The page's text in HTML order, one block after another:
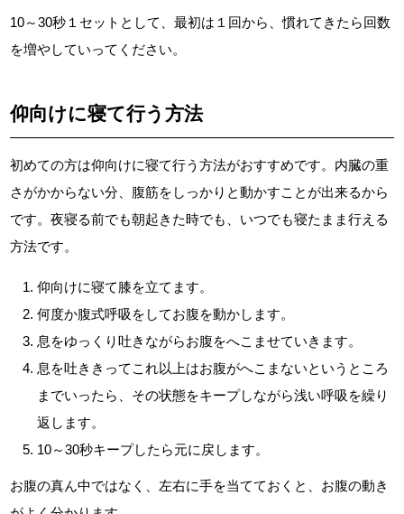
10～30秒１セットとして、最初は１回から、慣れてきたら回数
を増やしていってください。
仰向けに寝て行う方法
初めての方は仰向けに寝て行う方法がおすすめです。内臓の重
さがかからない分、腹筋をしっかりと動かすことが出来るから
です。夜寝る前でも朝起きた時でも、いつでも寝たまま行える
方法です。
仰向けに寝て膝を立てます。
何度か腹式呼吸をしてお腹を動かします。
息をゆっくり吐きながらお腹をへこませていきます。
息を吐ききってこれ以上はお腹がへこまないというところ
までいったら、その状態をキープしながら浅い呼吸を繰り
返します。
10～30秒キープしたら元に戻します。
お腹の真ん中ではなく、左右に手を当てておくと、お腹の動き